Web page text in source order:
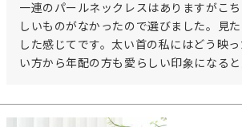
一連のパールネックレスはありますがこ
しいものがなかったので選びました。見
した感じてです。太い首の私にはどう映
い方から年配の方も愛らしい印象になると